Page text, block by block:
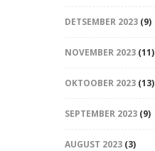
DETSEMBER 2023(9)
NOVEMBER 2023(11)
OKTOOBER 2023(13)
SEPTEMBER 2023(9)
AUGUST 2023(3)